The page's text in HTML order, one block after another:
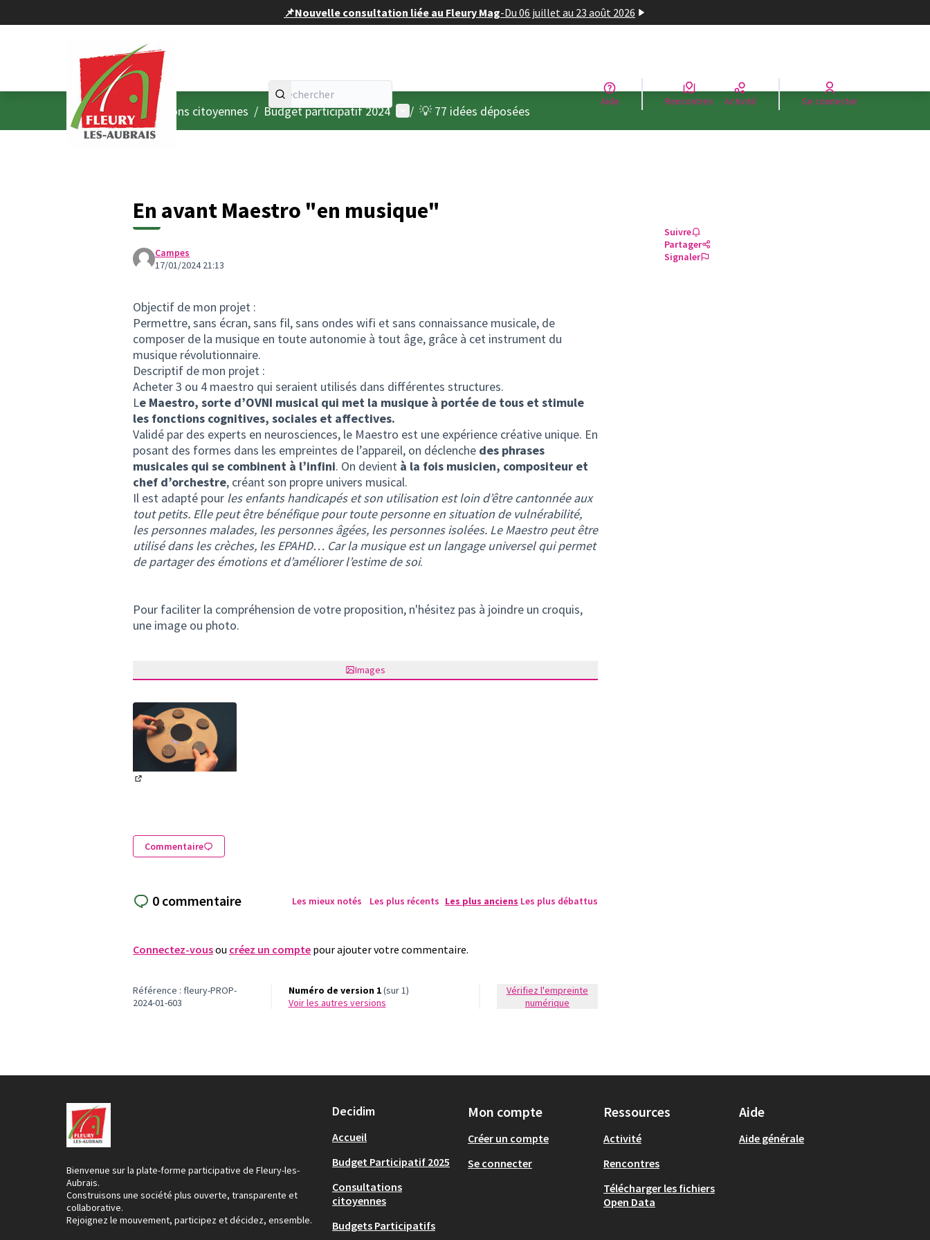
📌Nouvelle consultation liée au Fleury Mag-Du 06 juillet au 23 août 2026
Aide Rencontres Activité Se connecter
AccueilMenu principal
/ Consultations citoyennes / Budget participatif 2024 Menu utilisateur
/ 💡 77 idées déposées
En avant Maestro "en musique"
Campes
17/01/2024 21:13
Objectif de mon projet :
Permettre, sans écran, sans fil, sans ondes wifi et sans connaissance musicale, de
composer de la musique en toute autonomie à tout âge, grâce à cet instrument du
musique révolutionnaire.
Descriptif de mon projet :
Acheter 3 ou 4 maestro qui seraient utilisés dans différentes structures.
Le Maestro, sorte d’OVNI musical qui met la musique à portée de tous et stimule
les fonctions cognitives, sociales et affectives.
Validé par des experts en neurosciences, le Maestro est une expérience créative unique. En
posant des formes dans les empreintes de l’appareil, on déclenche des phrases
musicales qui se combinent à l’infini. On devient à la fois musicien, compositeur et
chef d’orchestre, créant son propre univers musical.
Il est adapté pour les enfants handicapés et son utilisation est loin d’être cantonnée aux
tout petits. Elle peut être bénéfique pour toute personne en situation de vulnérabilité,
les personnes malades, les personnes âgées, les personnes isolées. Le Maestro peut être
utilisé dans les crèches, les EPAHD… Car la musique est un langage universel qui permet
de partager des émotions et d’améliorer l’estime de soi.
Pour faciliter la compréhension de votre proposition, n'hésitez pas à joindre un croquis,
une image ou photo.
Images
Commentaire
Suivre
Partager
Signaler
0 commentaire Les mieux notés Les plus récents Les plus anciens Les plus débattus
Connectez-vousou créez un compte pour ajouter votre commentaire.
Référence : fleury-PROP-
2024-01-603
Numéro de version 1(sur 1)
voir les autres versions
Vérifiez l'empreinte
numérique
Bienvenue sur la plate-forme participative de Fleury-les-
Aubrais.
Construisons une société plus ouverte, transparente et
collaborative.
Rejoignez le mouvement, participez et décidez, ensemble.
Decidim
Accueil
Budget Participatif 2025
Consultations
citoyennes
Budgets Participatifs
Mon compte
Créer un compte
Se connecter
Ressources
Activité
Rencontres
Télécharger les fichiers
Open Data
Aide
Aide générale